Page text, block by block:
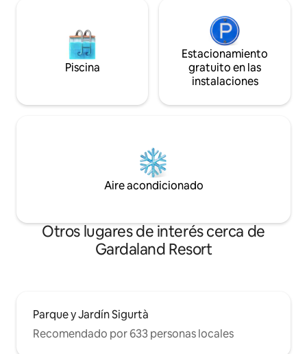
Piscina
Estacionamiento
gratuito en las
instalaciones
Aire acondicionado
Otros lugares de interés cerca de
Gardaland Resort
Parque y Jardín Sigurtà
Recomendado por 633 personas locales